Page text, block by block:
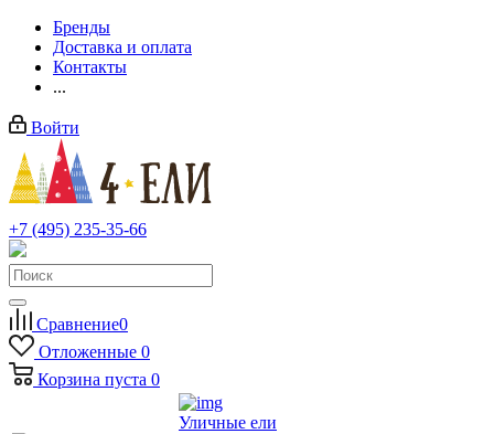
Бренды
Доставка и оплата
Контакты
...
Войти
+7 (495) 235-35-66
Заказать звонок
Сравнение0
Отложенные 0
Корзина пуста 0
Уличные ели